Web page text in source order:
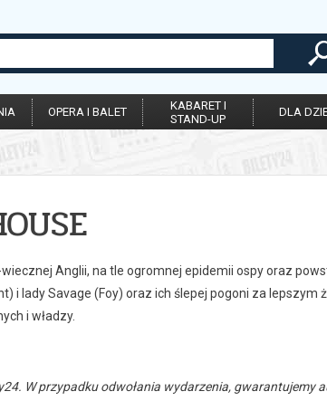
OPERA I BALET
KABARET I
STAND-UP
DLA
Anglii, na tle ogromnej epidemii ospy oraz
i lady Savage (Foy) oraz ich ślepej pogoni za
i władzy.
W przypadku odwołania wydarzenia,